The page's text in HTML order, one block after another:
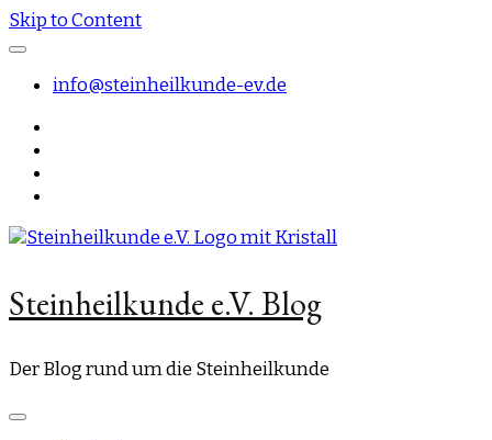
Skip to Content
info@steinheilkunde-ev.de
Steinheilkunde e.V. Blog
Der Blog rund um die Steinheilkunde